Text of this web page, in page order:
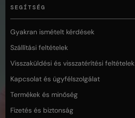
SEGÍTSÉG
Gyakran ismételt kérdések
Szállítási feltételek
Visszaküldési és visszatérítési feltételek
Kapcsolat és ügyfélszolgálat
Termékek és minőség
Fizetés és biztonság